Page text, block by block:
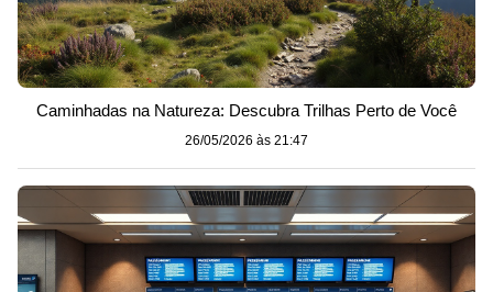
Caminhadas na Natureza: Descubra Trilhas Perto de Você
26/05/2026 às 21:47